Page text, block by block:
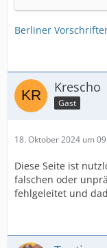
Berliner
Krescho
Gast
18. Oktober 2024 um
Diese Seite ist
falschen oder
fehlgeleitet und